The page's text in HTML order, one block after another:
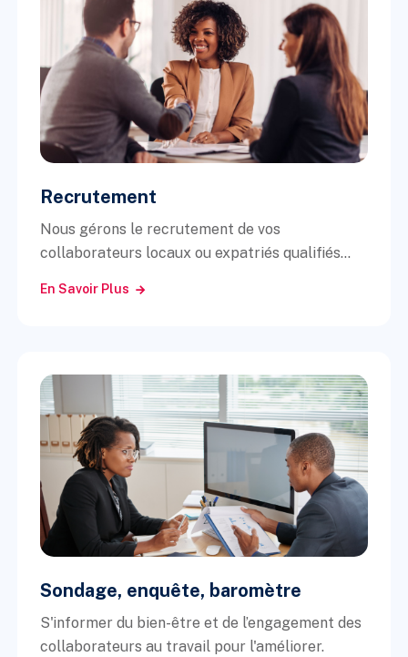
Recrutement
Nous gérons le recrutement de vos
collaborateurs locaux ou expatriés qualifiés...
En Savoir Plus
Sondage, enquête, baromètre
S'informer du bien-être et de l’engagement des
collaborateurs au travail pour l'améliorer.